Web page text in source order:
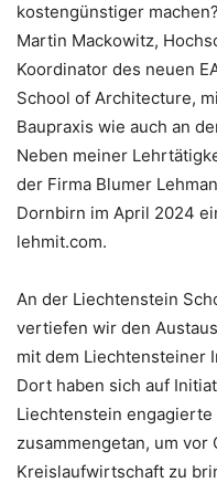
kostengünstiger
Martin Mackowitz,
Koordinator des neuen
School of Architecture,
Baupraxis wie auch an
Neben meiner
der Firma Blumer
Dornbirn im April 2024
lehmit.com.
An der Liechtenstein
vertiefen wir den
mit dem Liechtensteiner
Dort haben sich auf
Liechtenstein
zusammengetan, um
Kreislaufwirtschaft zu